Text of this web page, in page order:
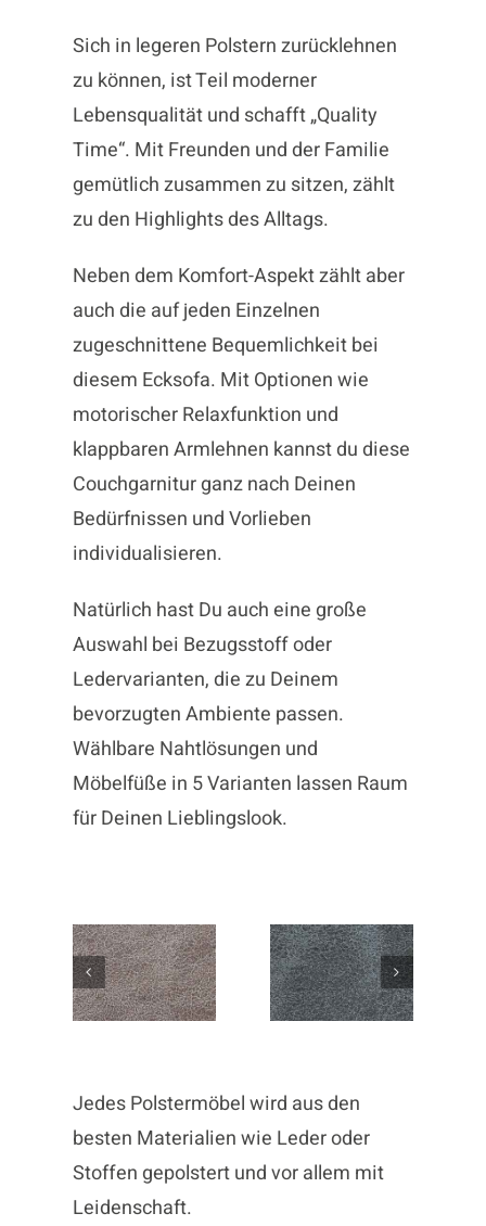
Sich in legeren Polstern zurücklehnen
zu können, ist Teil moderner
Lebensqualität und schafft „Quality
Time“. Mit Freunden und der Familie
gemütlich zusammen zu sitzen, zählt
zu den Highlights des Alltags.
Neben dem Komfort-Aspekt zählt aber
auch die auf jeden Einzelnen
zugeschnittene Bequemlichkeit bei
diesem Ecksofa. Mit Optionen wie
motorischer Relaxfunktion und
klappbaren Armlehnen kannst du diese
Couchgarnitur ganz nach Deinen
Bedürfnissen und Vorlieben
individualisieren.
Natürlich hast Du auch eine große
Auswahl bei Bezugsstoff oder
Ledervarianten, die zu Deinem
bevorzugten Ambiente passen.
Wählbare Nahtlösungen und
Möbelfüße in 5 Varianten lassen Raum
für Deinen Lieblingslook.
Jedes Polstermöbel wird aus den
besten Materialien wie Leder oder
Stoffen gepolstert und vor allem mit
Leidenschaft.